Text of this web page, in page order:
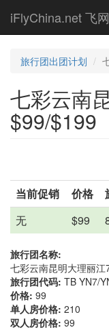
main
iFlyChina.net 飞
旅行团出团计划
七彩云南
$99/$199
当前促销 价格
无
$99
旅行团名称:
七彩云南昆明大理丽
旅行团代码: TB YN7/
价格: 99
单人房价格: 210
双人房价格: 99